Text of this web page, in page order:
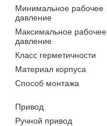
Минимальное рабочее
давление
Максимальное рабочее
давление
Класс герметичности
Материал корпуса
Способ монтажа
Привод
Ручной привод